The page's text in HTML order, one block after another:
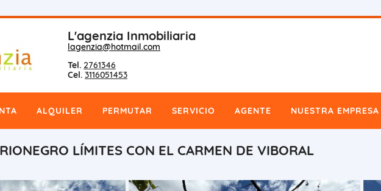
L'agenzia Inmobiliaria
lagenzia@hotmail.com
Tel. 2761346
Cel. 3116051453
ALQUILER PERMUTAR SERVICIO AGENTE NUESTRA EMPRESA
LÍMITES CON EL CARMEN DE VIBORAL